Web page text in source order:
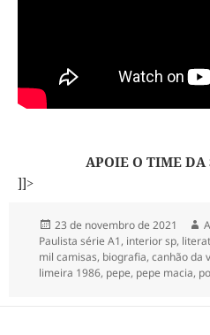
APOIE O TIME
]]>
Publicado
em
23 de novembro de 2021
Paulista série A1, interior sp,
mil camisas, biografia,canhão da
limeira 1986, pepe, pepe macia,